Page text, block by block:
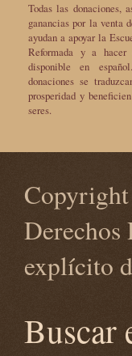
Todas las donaciones,
ganancias por la venta
ayudan a apoyar la
Reformada y a hacer
disponible en
donaciones se
prosperidad y
seres.
Derechos
explícito
Buscar